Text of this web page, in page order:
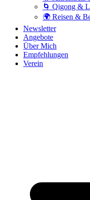
🌀 Qigong &
🌍 Reisen &
Newsletter
Angebote
Über Mich
Empfehlungen
Verein